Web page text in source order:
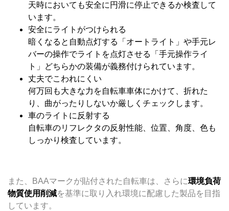
天時においても安全に円滑に停止できるか検査して
います。
安全にライトがつけられる
暗くなると自動点灯する「オートライト」や手元レ
バーの操作でライトを点灯させる「手元操作ライ
ト」どちらかの装備が義務付けられています。
丈夫でこわれにくい
何万回も大きな力を自転車車体にかけて、折れた
り、曲がったりしないか厳しくチェックします。
車のライトに反射する
自転車のリフレクタの反射性能、位置、角度、色も
しっかり検査しています。
また、BAAマークが貼付された自転車は、さらに環境負荷
物質使用削減を基準に取り入れ環境に配慮した製品を目指
しています。